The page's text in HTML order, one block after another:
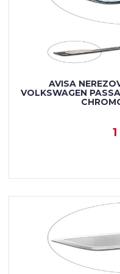
AVISA
VOLKSWAGEN